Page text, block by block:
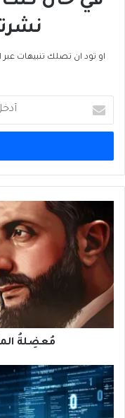
او تود ان تصلك تنبيهات عبر
بريدك
الإلكتروني
المقاتلين
الأجانب
في
سوريا
مُعضِلةُ
"أنا
عندي
حنين"...
حينَ